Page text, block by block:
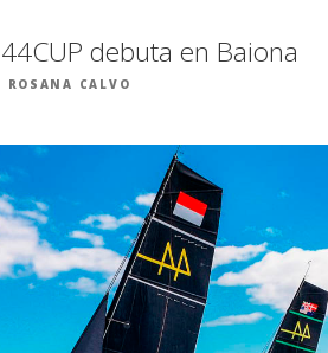
debuta en Baiona
ROSANA CALVO